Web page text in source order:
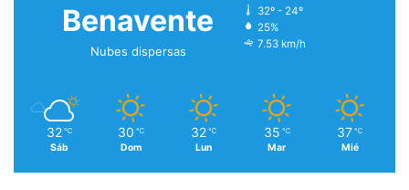
Benavente
Nubes dispersas
32º - 24º
25%
7.53 km/h
32 ℃
Sáb
30 ℃
Dom
32 ℃
Lun
35 ℃
Mar
37 ℃
Mié